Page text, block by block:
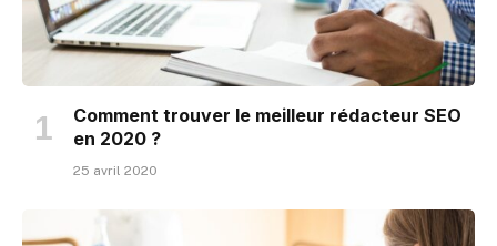
Comment trouver le meilleur rédacteur SEO
en 2020 ?
25 avril 2020